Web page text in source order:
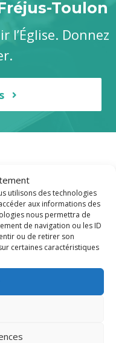
utilisons des technologies
aux informations des
nous permettra de
de navigation ou les ID
ou de retirer son
certaines caractéristiques
Toulon
l’Église. Donnez